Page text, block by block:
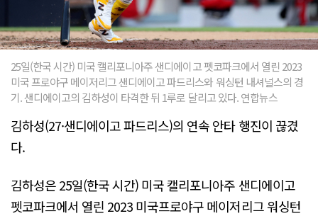
25일(한국 시간) 미국 캘리포니아주 샌디에이고 펫코파크에서 열린 2023
미국 프로야구 메이저리그 샌디에이고 파드리스와 워싱턴 내셔널스의 경
기. 샌디에이고의 김하성이 타격한 뒤 1루로 달리고 있다. 연합뉴스
김하성(27·샌디에이고 파드리스)의 연속 안타 행진이 끊겼
다.
김하성은 25일(한국 시간) 미국 캘리포니아주 샌디에이고
펫코파크에서 열린 2023 미국프로야구 메이저리그 워싱턴